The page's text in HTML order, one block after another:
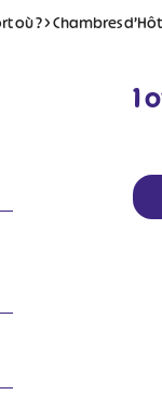
où ?>Chambres
1